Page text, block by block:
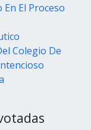
El Proceso
Colegio De